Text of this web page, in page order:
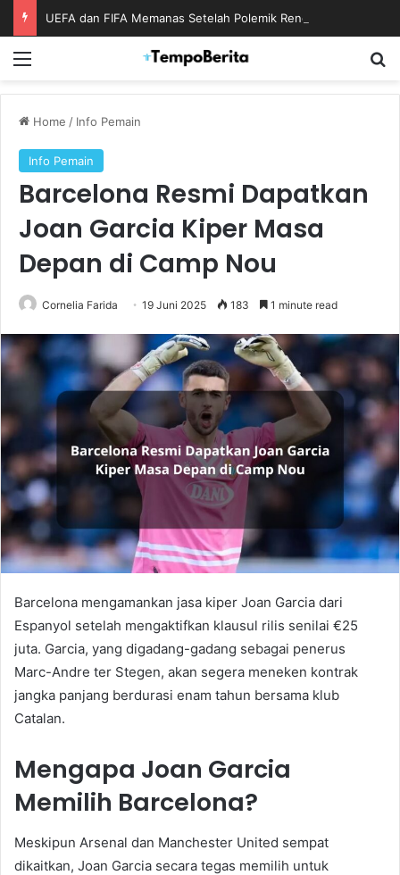
Home / Info Pemain
Info Pemain
Barcelona Resmi Dapatkan
Joan Garcia Kiper Masa
Depan di Camp Nou
Cornelia Farida 19 Juni 2025 183 1 minute read
Barcelona mengamankan jasa kiper Joan Garcia dari
Espanyol setelah mengaktifkan klausul rilis senilai €25
juta. Garcia, yang digadang-gadang sebagai penerus
Marc-Andre ter Stegen, akan segera meneken kontrak
jangka panjang berdurasi enam tahun bersama klub
Catalan.
Mengapa Joan Garcia
Memilih Barcelona?
Meskipun Arsenal dan Manchester United sempat
dikaitkan, Joan Garcia secara tegas memilih untuk